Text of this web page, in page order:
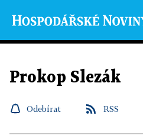
Prokop Slezák
Odebírat RSS